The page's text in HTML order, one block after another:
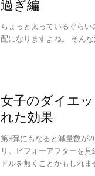
過ぎ編
ちょっと太っているぐら
配になりますよね。 そん
女子のダイエ
れた効果
第8弾にもなると減量数が
リ。ビフォーアフターを
ドルを無くことかもしれま